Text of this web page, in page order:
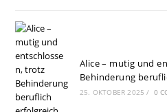
Alice – mutig und
Behinderung
25. OKTOBER 2025 / 0